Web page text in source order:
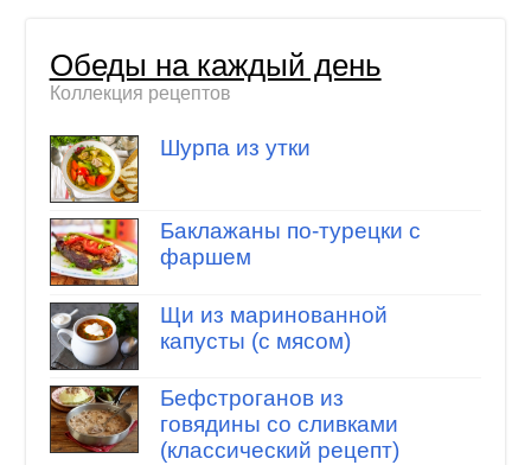
Обеды на каждый день
Коллекция рецептов
Шурпа из утки
Баклажаны по-турецки с
фаршем
Щи из маринованной
капусты (с мясом)
Бефстроганов из
говядины со сливками
(классический рецепт)